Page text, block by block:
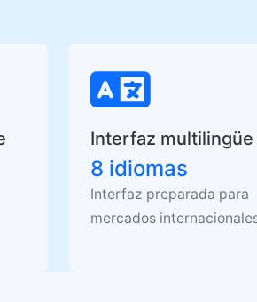
Interfaz multilingüe
8 idiomas
Interfaz preparada para
mercados